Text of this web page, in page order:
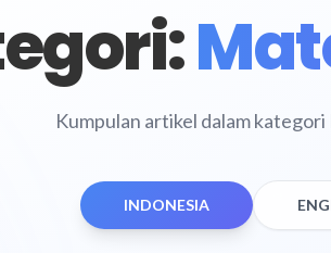
Kumpulan artikel dalam
INDONESIA